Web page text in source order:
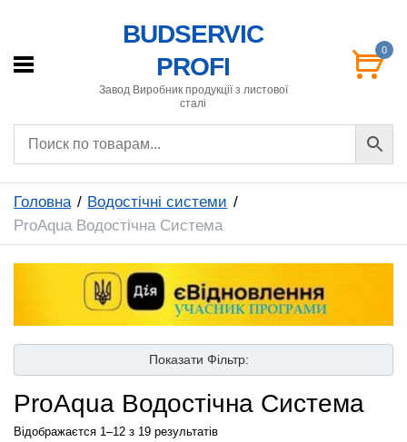
BUDSERVIC
PROFI
Завод Виробник продукції з листової
сталі
0
Головна
Водостічні системи
ProAqua Водостічна Система
Показати Фільтр:
ФІЛЬТРУВАТИ ПО ЦІНІ
ProAqua Водостічна Система
Відображаєтся 1–12 з 19 результатів